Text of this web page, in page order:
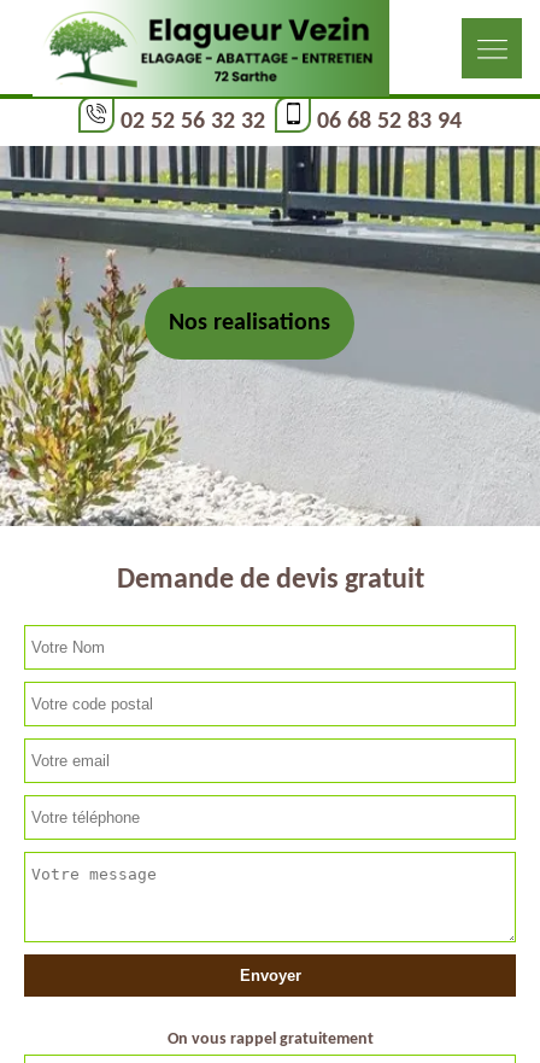
02 52 56 32 32 06 68 52 83 94
Nos realisations
Demande de devis gratuit
On vous rappel gratuitement